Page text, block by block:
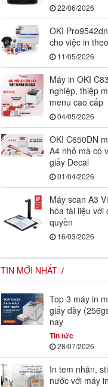
22/06/2026
OKI
cho việc in
11/05/2026
Máy in OKI
nghiệp, thiệp
menu cao cấp
04/05/2026
OKI C650DN
A4 nhỏ mà có
giấy Decal
01/04/2026
Máy scan A3
hóa tài liệu với
quyền
16/03/2026
TIN MỚI NHẤT
Top 3 máy in
giấy dày
nay
Tin tức
28/07/2026
In tem nhãn,
nước với máy